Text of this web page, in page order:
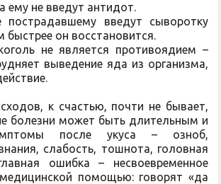
ему не введут антидот.
пострадавшему введут сыворотку
быстрее он восстановится.
не является противоядием –
выведение яда из организма,
к счастью, почти не бывает,
болезни может быть длительным и
после укуса – озноб,
слабость, тошнота, головная
ошибка – несвоевременное
помощью: говорят «да